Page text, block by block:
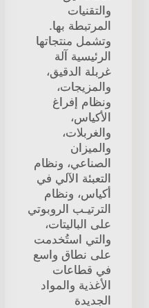
والتقنيات
المرتبطة بها.
وتشمل منتجاتها
الرئيسية آلة
غربلة الدقيق،
والمزيجات،
ونظام إفراغ
الأكياس،
والغربلات،
والميزان
الصناعي، ونظام
التعبئة الآلي في
أكياس، ونظام
الترتيـب الروبوتي
على الباليتات،
والتي استُخدمت
على نطاق واسع
في قطاعات
الأغذية والمواد
الجديدة